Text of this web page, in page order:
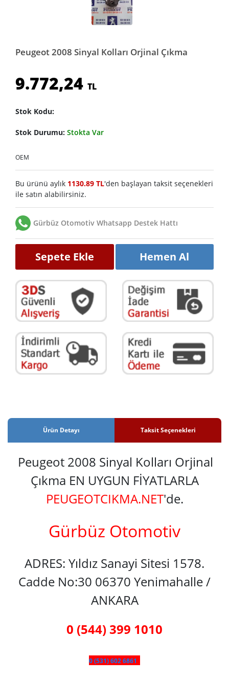
Peugeot 2008 Sinyal Kolları Orjinal Çıkma
9.772,24 TL
Stok Kodu:
Stok Durumu: Stokta Var
OEM
Bu ürünü aylık 1130.89 TL'den başlayan taksit seçenekleri
ile satın alabilirsiniz.
Gürbüz Otomotiv Whatsapp Destek Hattı
Sepete Ekle Hemen Al
Ürün Detayı Taksit Seçenekleri
Peugeot 2008 Sinyal Kolları Orjinal
Çıkma EN UYGUN FİYATLARLA
PEUGEOTCIKMA.NET'de.
Gürbüz Otomotiv
ADRES: Yıldız Sanayi Sitesi 1578.
Cadde No:30 06370 Yenimahalle /
ANKARA
0 (544) 399 1010
0 (531) 602 6861